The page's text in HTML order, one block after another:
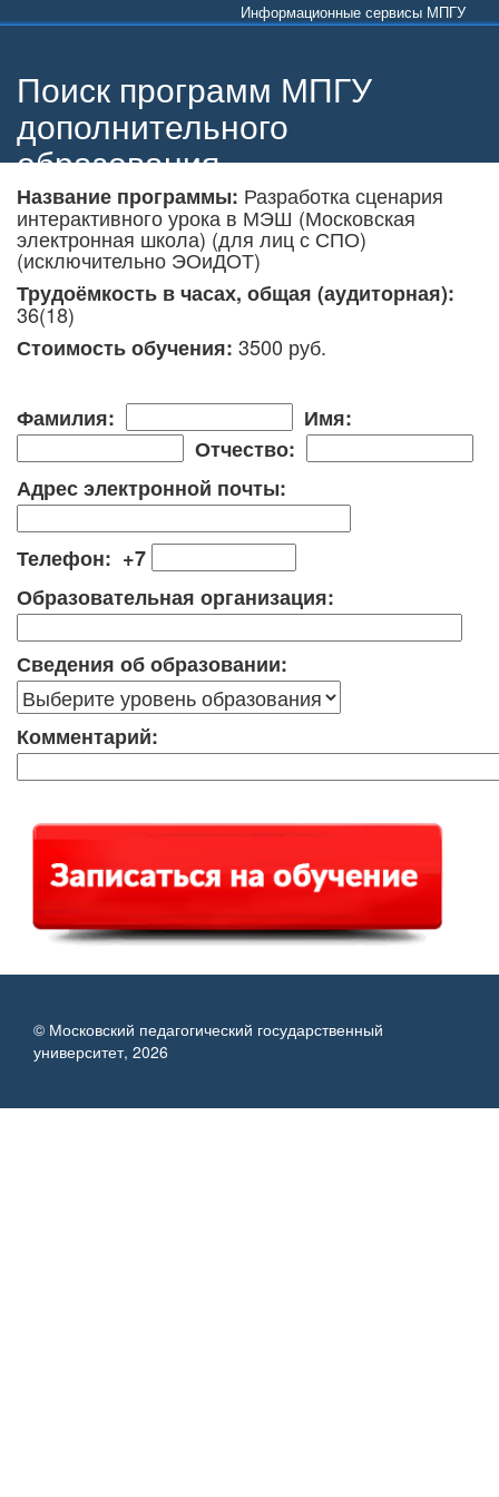
Информационные сервисы МПГУ
Поиск программ МПГУ
дополнительного
образования
Название программы: Разработка сценария
интерактивного урока в МЭШ (Московская
электронная школа) (для лиц с СПО)
(исключительно ЭОиДОТ)
Трудоёмкость в часах, общая (аудиторная):
36(18)
Стоимость обучения: 3500 руб.
Фамилия:
Имя:
Отчество:
Адрес электронной почты:
Телефон: +7
Образовательная организация:
Сведения об образовании:
Комментарий:
© Московский педагогический государственный
университет, 2026